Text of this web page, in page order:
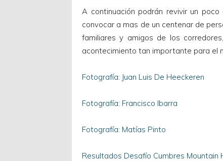
A continuación podrán revivir un
convocar a mas de un centenar de
familiares y amigos de los
acontecimiento tan importante para el
Fotografía: Juan Luis De Heeckeren
Fotografía: Francisco Ibarra
Fotografía: Matías Pinto
Resultados Desafío Cumbres Mountain